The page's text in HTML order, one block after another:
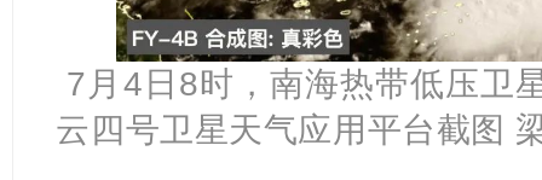
7月4日8时，南海热带低压卫
云四号卫星天气应用平台截图